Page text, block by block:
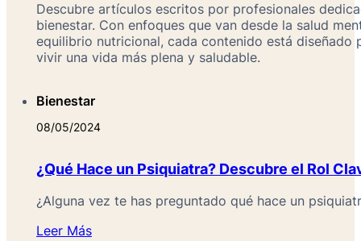
Descubre artículos escritos por profesionales
bienestar. Con enfoques que van desde la salud
equilibrio nutricional, cada contenido está diseñado
vivir una vida más plena y saludable.
Bienestar
08/05/2024
¿Qué Hace un Psiquiatra? Descubre el Rol
¿Alguna vez te has preguntado qué hace un
Leer Más